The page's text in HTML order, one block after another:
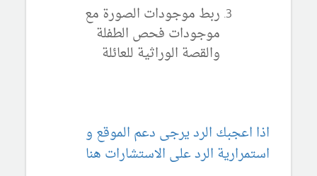
ربط موجودات الصورة مع
موجودات فحص الطفلة
والقصة الوراثية للعائلة
اذا اعجبك الرد يرجى دعم الموقع و
استمرارية الرد على الاستشارات هنا